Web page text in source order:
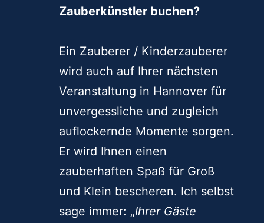
Zauberkünstler buchen?
Ein Zauberer / Kinderzauberer
wird auch auf Ihrer nächsten
Veranstaltung in Hannover für
unvergessliche und zugleich
auflockernde Momente sorgen.
Er wird Ihnen einen
zauberhaften Spaß für Groß
und Klein bescheren. Ich selbst
sage immer: „Ihrer Gäste